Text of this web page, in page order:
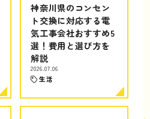
神奈川県のコンセン
ト交換に対応する電
気工事会社おすすめ5
選！費用と選び方を
解説
2026.07.06
生活